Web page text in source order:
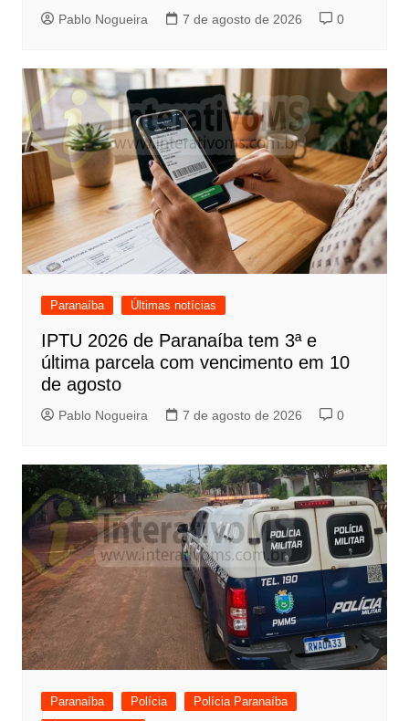
Pablo Nogueira 7 de agosto de 2026 0
Paranaíba Últimas notícias
IPTU 2026 de Paranaíba tem 3ª e
última parcela com vencimento em 10
de agosto
Pablo Nogueira 7 de agosto de 2026 0
Paranaíba Polícia
Polícia Paranaíba